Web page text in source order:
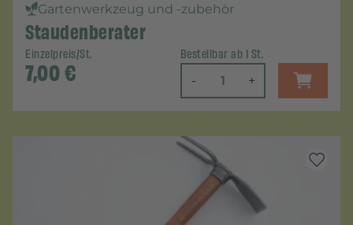
Gartenwerkzeug und -zubehör
Staudenberater
Einzelpreis/St.
7,00€
Bestellbar ab 1 St.
- +